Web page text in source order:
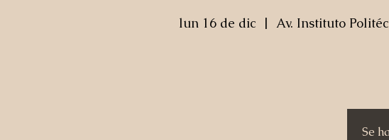
lun 16 de dic
  |
Av. Instituto
Se